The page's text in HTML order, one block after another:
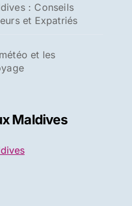
: Conseils
et Expatriés
et les
Maldives